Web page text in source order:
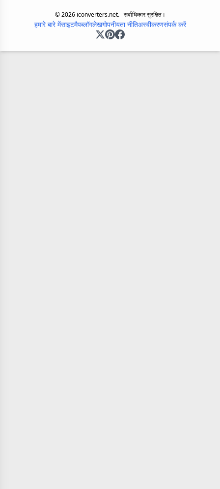
©2026iconverters.net. सर्वाधिकार सुरक्षित।
हमारे बारे मेंसाइटमैपब्लॉगलेखगोपनीयता नीतिअस्वीकरणसंपर्क करें